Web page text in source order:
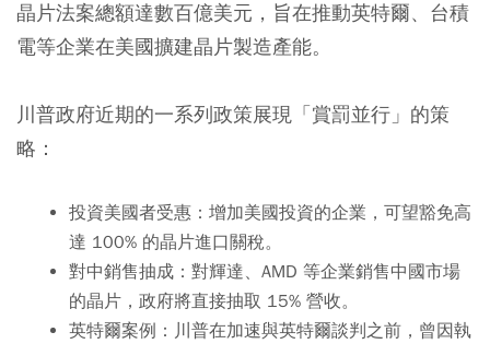
晶片法案總額達數百億美元，旨在推動英特爾、台積
電等企業在美國擴建晶片製造產能。
川普政府近期的一系列政策展現「賞罰並行」的策
略：
投資美國者受惠：增加美國投資的企業，可望豁免高
達 100% 的晶片進口關稅。
對中銷售抽成：對輝達、AMD 等企業銷售中國市場
的晶片，政府將直接抽取 15% 營收。
英特爾案例：川普在加速與英特爾談判之前，曾因執